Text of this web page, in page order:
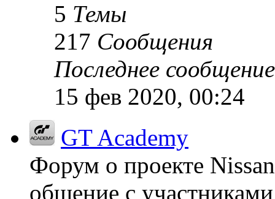
5 Темы
217 Сообщения
Последнее сообщение
15 фев 2020, 00:24
GT Academy
Форум о проекте
общение с